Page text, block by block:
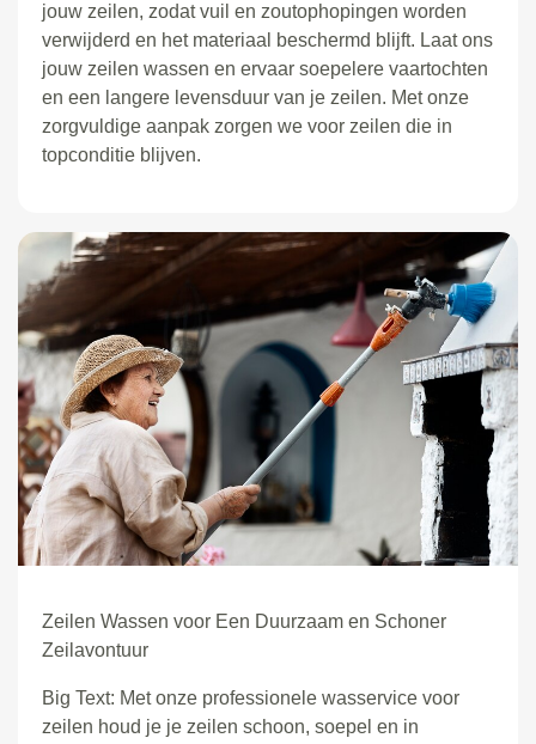
jouw zeilen, zodat vuil en zoutophopingen worden
verwijderd en het materiaal beschermd blijft. Laat ons
jouw zeilen wassen en ervaar soepelere vaartochten
en een langere levensduur van je zeilen. Met onze
zorgvuldige aanpak zorgen we voor zeilen die in
topconditie blijven.
Zeilen Wassen voor Een Duurzaam en Schoner
Zeilavontuur
Big Text: Met onze professionele wasservice voor
zeilen houd je je zeilen schoon, soepel en in